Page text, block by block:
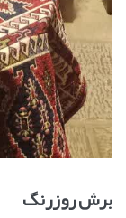
برش روزرنگ